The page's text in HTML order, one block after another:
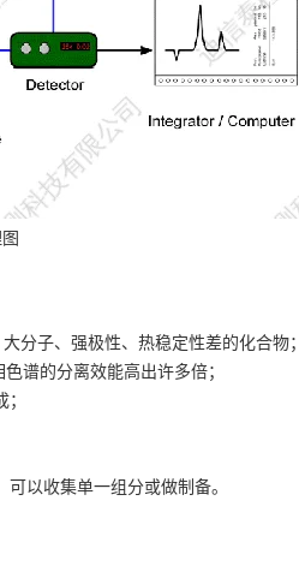
分子、强极性、热稳定性差的化合物；
谱的分离效能高出许多倍；
以收集单一组分或做制备。